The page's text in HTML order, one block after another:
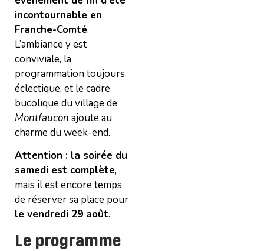
incontournable en
Franche-Comté.
L’ambiance y est
conviviale, la
programmation toujours
éclectique, et le cadre
bucolique du village de
Montfaucon ajoute au
charme du week-end.
Attention : la soirée du
samedi est complète,
mais il est encore temps
de réserver sa place pour
le vendredi 29 août.
Le programme